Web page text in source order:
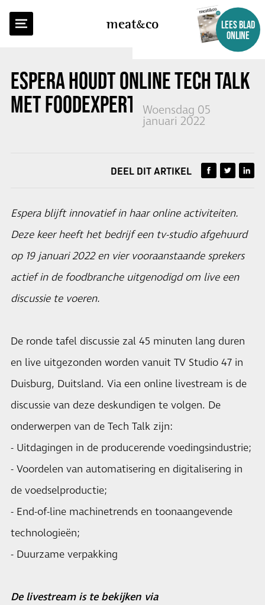
meatco
LEES BLAD
ONLINE
ESPERA HOUDT ONLINE TECH TALK
MET FOODEXPERTSWoensdag 05
januari 2022
TERUG NAAR OVERZICHT
DEEL DIT ARTIKEL
Espera blijft innovatief in haar online activiteiten.
Deze keer heeft het bedrijf een tv-studio afgehuurd
op 19 januari 2022 en vier vooraanstaande sprekers
actief in de foodbranche uitgenodigd om live een
discussie te voeren.
De ronde tafel discussie zal 45 minuten lang duren
en live uitgezonden worden vanuit TV Studio 47 in
Duisburg, Duitsland. Via een online livestream is de
discussie van deze deskundigen te volgen. De
onderwerpen van de Tech Talk zijn:
- Uitdagingen in de producerende voedingsindustrie;
- Voordelen van automatisering en digitalisering in
de voedselproductie;
- End-of-line machinetrends en toonaangevende
technologieën;
- Duurzame verpakking
De livestream is te bekijken via